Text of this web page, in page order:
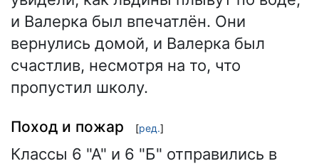
и Валерка был впечатлён. Они
вернулись домой, и Валерка был
счастлив, несмотря на то, что
пропустил школу.
Поход и пожар [ред.]
Классы 6 "А" и 6 "Б" отправились в